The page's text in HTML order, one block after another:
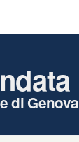
di Genova